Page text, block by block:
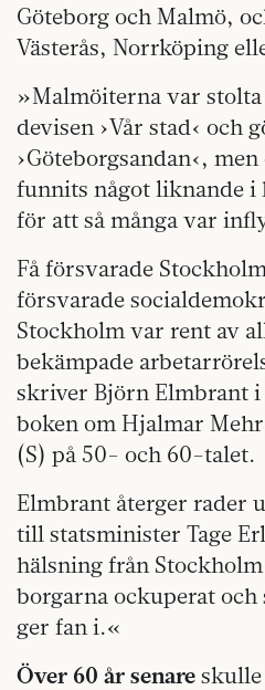
Göteborg och Malmö,
Västerås, Norrköping
»Malmöiterna var
devisen ›Vår stad‹ och
›Göteborgsandan‹,
funnits något liknande i
för att så många var
Få försvarade
försvarade
Stockholm var rent av
bekämpade
skriver Björn Elmbrant
boken om Hjalmar
(S) på 50- och 60-talet.
Elmbrant återger rader
till statsminister Tage
hälsning från
borgarna ockuperat
ger fan i.«
Över 60 år senare